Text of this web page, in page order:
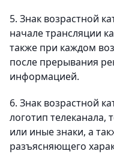
5. Знак возрастной
начале трансляции
также при каждом
после прерывания
информацией.
6. Знак возрастной
логотип телеканала,
или иные знаки, а
разъясняющего